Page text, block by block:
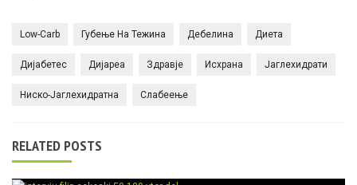
Low-Carb Губење На Тежина Дебелина Диета
Дијабетес Дијареа Здравје Исхрана Јаглехидрати
Ниско-Јаглехидратна Слабеење
RELATED POSTS